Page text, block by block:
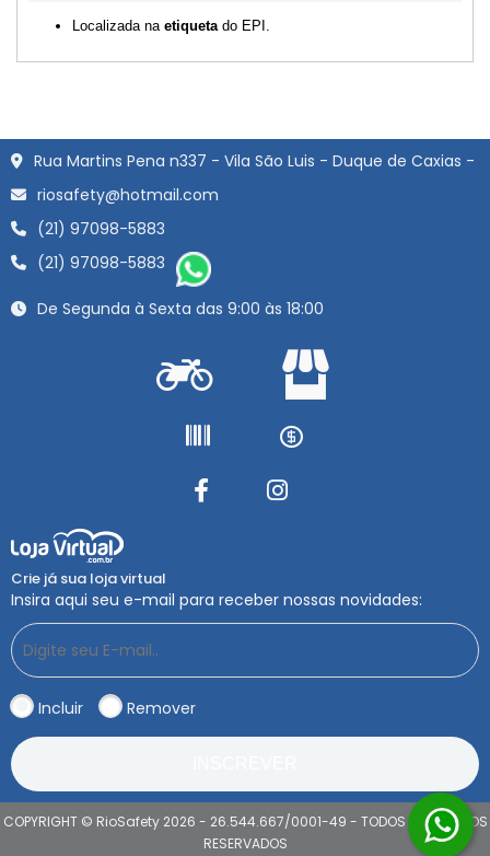
Localizada na etiquetado EPI.
Rua Martins Pena n337 - Vila São Luis - Duque de Caxias -
riosafety@hotmail.com
(21) 97098-5883
(21) 97098-5883
De Segunda à Sexta das 9:00 às 18:00
Crie já sua loja virtual
Insira aqui seu e-mail para receber nossas novidades:
Incluir Remover
COPYRIGHT © RioSafety 2026 - 26.544.667/0001-49 - TODOS OS DIREITOS
RESERVADOS